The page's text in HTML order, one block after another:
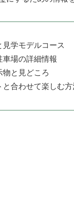
学モデルコース
場の詳細情報
物と見どころ
と合わせて楽しむ方